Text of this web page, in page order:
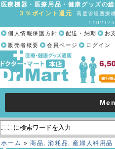
医療機器・医療用品・健康グッズの
３％ポイント還元
高度管理医療
個人情報保護方針 配送・納期 お
販売者概要
会員ページ ログイン
ホーム » 商品,消耗品, 産婦人科用品